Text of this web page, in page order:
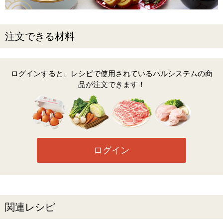
注文できる材料
ログインすると、レシピで使用されているパルシステムの商
品が注文できます！
ログイン
関連レシピ